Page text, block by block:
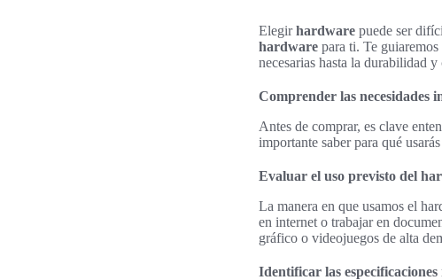
Elegirhardware puede ser
hardware para ti. Te
necesarias hasta la durabilidad
Comprender las necesidades
Antes de comprar, es clave
importante saber para qué
Evaluar el uso previsto del
La manera en que usamos el
en internet o trabajar en
gráfico o videojuegos de alta
Identificar las especificaciones